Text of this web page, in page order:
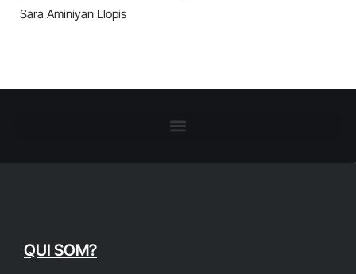
Sara Aminiyan Llopis
QUI SOM?